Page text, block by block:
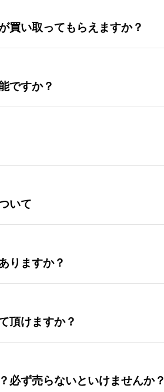
買い取ってもらえますか？
ですか？
いて
りますか？
頂けますか？
必ず売らないといけませんか？